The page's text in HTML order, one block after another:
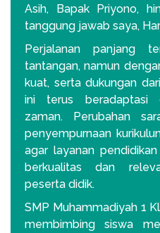
Asih, Bapak Priyono,
tanggung jawab saya,
Perjalanan panjang
tantangan, namun
kuat, serta dukungan
ini terus beradaptasi
zaman. Perubahan
penyempurnaan
agar layanan
berkualitas dan
peserta didik.
SMP Muhammadiyah 1
membimbing siswa